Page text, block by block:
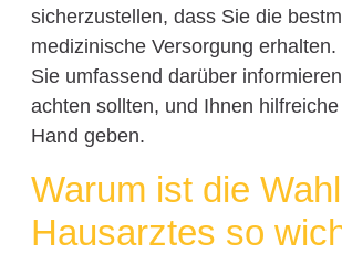
sicherzustellen, dass Sie die
medizinische Versorgung
Sie umfassend darüber
achten sollten, und Ihnen
Hand geben.
Warum ist die
Hausarztes so